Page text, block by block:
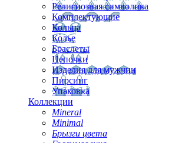
Религиозная символика
Комплектующие
Кольца
Колье
Браслеты
Цепочки
Изделия для мужчин
Пирсинг
Упаковка
Коллекции
Mineral
Minimal
Брызги цвета